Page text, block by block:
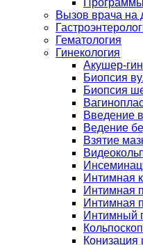
Вызов врача на
Гематология
Гинекология
Акушер-
Биопсия
Биопсия
Введение
Ведение
Взятие
Интимная
Интимная
Интимная
Интимный
Конизация